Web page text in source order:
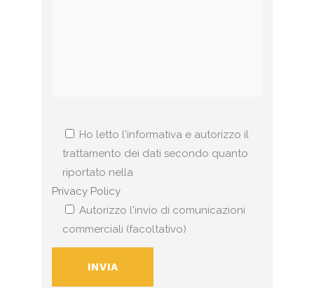
Ho letto l'informativa e autorizzo il
trattamento dei dati secondo quanto
riportato nella
Privacy Policy
Autorizzo l'invio di comunicazioni
commerciali (facoltativo)